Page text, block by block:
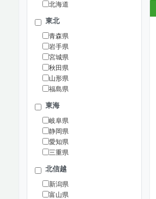
北海道
東北
青森県
岩手県
宮城県
秋田県
山形県
福島県
東海
岐阜県
静岡県
愛知県
三重県
北信越
新潟県
富山県